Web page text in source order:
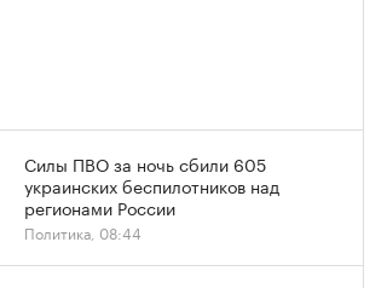
Силы ПВО за ночь сбили 605
украинских беспилотников над
регионами России
Политика, 08:44